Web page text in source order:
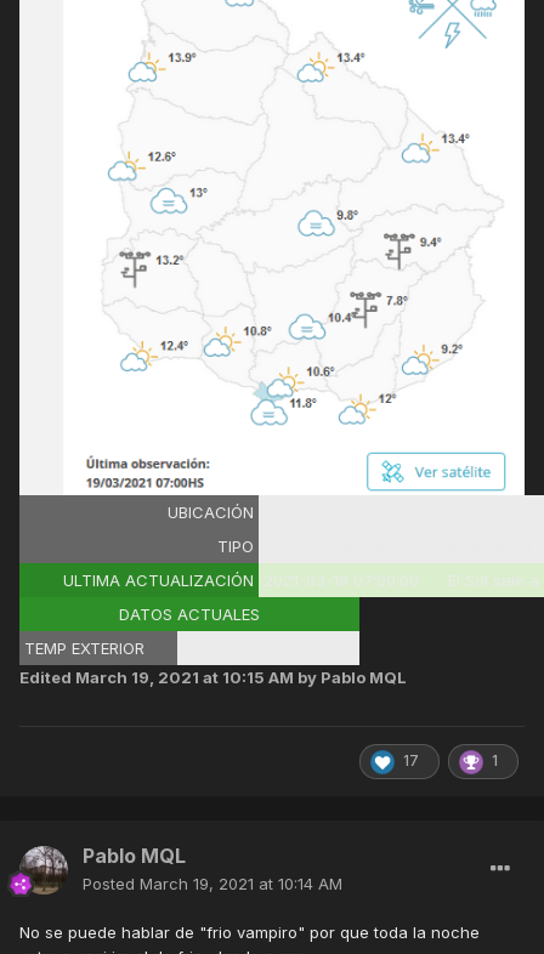
UBICACIÓN
TIPO
ULTIMA ACTUALIZACIÓN
2021-03-19 07:00:00 El Sol sale
DATOS ACTUALES
TEMP EXTERIOR
Edited March 19, 2021 at 10:15 AM by Pablo MQL
17 1
Pablo MQL
Posted March 19, 2021 at 10:14 AM
No se puede hablar de "frio vampiro" por que toda la noche